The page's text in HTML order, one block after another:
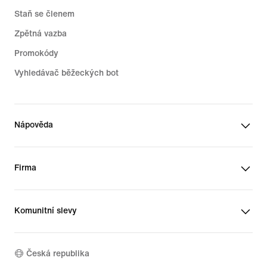
Staň se členem
Zpětná vazba
Promokódy
Vyhledávač běžeckých bot
Nápověda
Firma
Komunitní slevy
Česká republika